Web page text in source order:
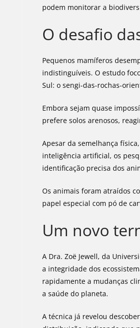
podem monitorar a
O desafio
Pequenos mamíferos
indistinguíveis. O estudo
Sul: o sengi-das-rochas-
Embora sejam quase
prefere solos arenosos,
Apesar da semelhança
inteligência artificial, os
identificação precisa dos
Os animais foram atraídos
papel especial com pó de
Um novo
A Dra. Zoë Jewell, da
a integridade dos
rapidamente a mudanças
a saúde do planeta.
A técnica já revelou